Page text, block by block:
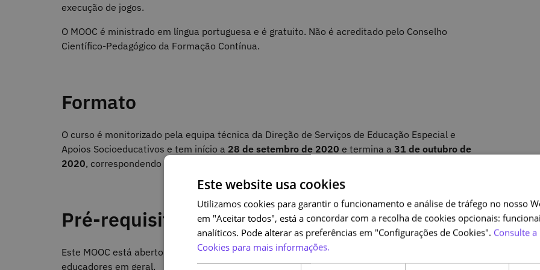
execução de jogos.
O MOOC é ministrado em língua portuguesa e é gratuito. Não é acreditado pelo Conselho
Científico-Pedagógico da Formação Contínua.
Formato
O curso é monitorizado pela equipa técnica da Direção de Serviços de Educação Especial e
Apoios Socioeducativos e tem início a 28 de setembro de 2020 e termina a 31 de outubro de
2020, correspondendo a um trabalho global de cerca de 25 horas.
Pré-requisitos
Este MOOC está aberto à comunidade educativa, tendo sido concebido para os professores e
educadores em geral.
Este website usa cookies
Utilizamos cookies para garantir o funcionamento e análise de tráfego no nosso
em "Aceitar todos", está a concordar com a recolha de cookies opcionais:
analíticos. Pode alterar as preferências em "Configurações de Cookies". Consulte
Cookies para mais informações.